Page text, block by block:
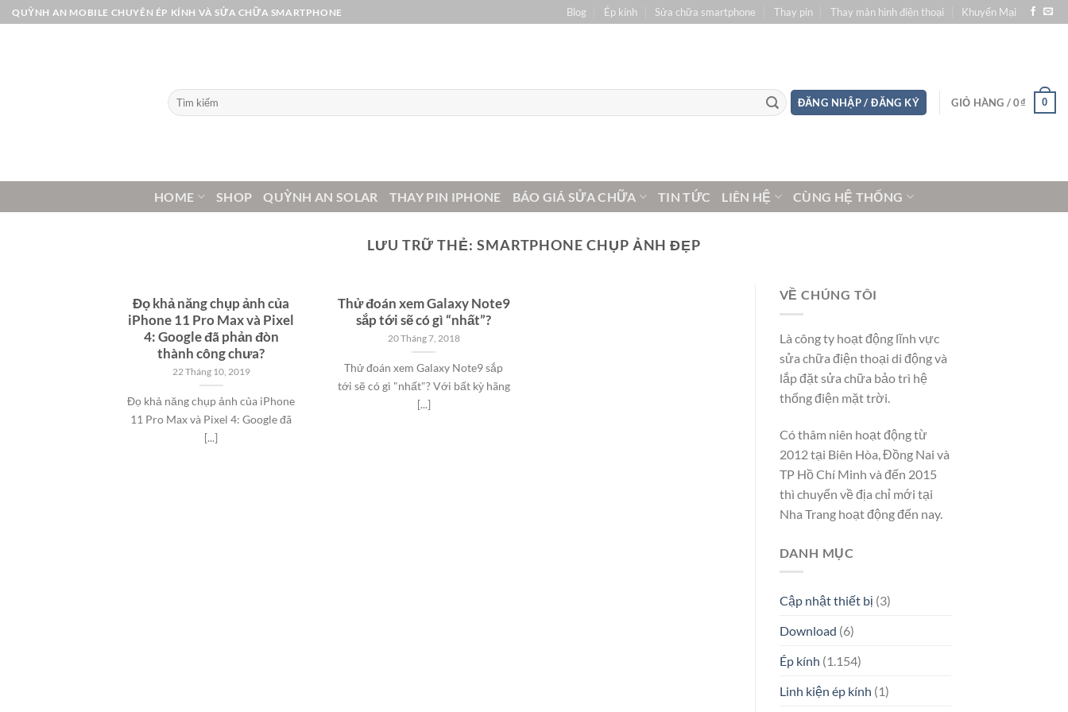
Bỏ
qua
QUỲNH AN MOBILE CHUYÊN ÉP KÍNH VÀ SỬA CHỮA SMARTPHONE Blog Ép kính Sửa chữa smartphone Thay pin Thay màn hình điện thoại Khuyến Mại
Tìm
kiếm:
ĐĂNG NHẬP / ĐĂNG KÝ GIỎ HÀNG /0₫ 0
HOME SHOP QUỲNH AN SOLAR THAY PIN IPHONE BÁO GIÁ SỬA CHỮA TIN TỨC LIÊN HỆ CÙNG HỆ THỐNG
LƯU TRỮ THẺ: SMARTPHONE CHỤP ẢNH ĐẸP
Đọ khả năng chụp ảnh của
iPhone 11 Pro Max và Pixel
4: Google đã phản đòn
thành công chưa?
22 Tháng 10, 2019
Đọ khả năng chụp ảnh của iPhone
11 Pro Max và Pixel 4: Google đã
[...]
Thử đoán xem Galaxy Note9
sắp tới sẽ có gì “nhất”?
20 Tháng 7, 2018
Thử đoán xem Galaxy Note9 sắp
tới sẽ có gì "nhất"? Với bất kỳ hãng
[...]
VỀ CHÚNG TÔI
Là công ty hoạt động lĩnh vực
sửa chữa điện thoại di động và
lắp đặt sửa chữa bảo trì hệ
thống điện mặt trời.
Có thâm niên hoạt động từ
2012 tại Biên Hòa, Đồng Nai và
TP Hồ Chí Minh và đến 2015
thì chuyển về địa chỉ mới tại
Nha Trang hoạt động đến nay.
DANH MỤC
Cập nhật thiết bị (3)
Download (6)
Ép kính (1.154)
Linh kiện ép kính (1)